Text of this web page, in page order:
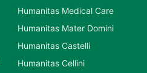
Humanitas Medical Care
Humanitas Mater Domini
Humanitas Castelli
Humanitas Cellini